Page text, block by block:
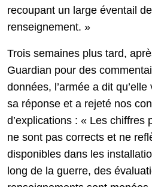
recoupant un large éventail
renseignement. »
Trois semaines plus tard,
Guardian pour des
données, l’armée a dit
sa réponse et a rejeté nos
d’explications : « Les chiffres
ne sont pas corrects et ne
disponibles dans les
long de la guerre, des